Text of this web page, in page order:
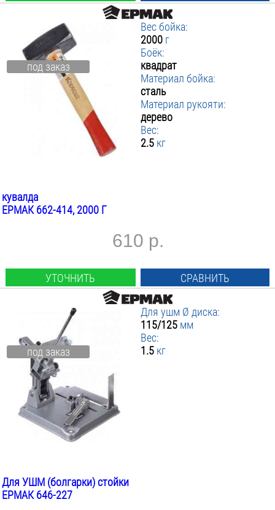
под заказ
Вес бойка:
2000 г
Боёк:
квадрат
Материал бойка:
сталь
Материал рукояти:
дерево
Вес:
2.5 кг
кувалда
ЕРМАК 662-414, 2000 Г
610 р.
УТОЧНИТЬ СРАВНИТЬ
под заказ
Для ушм Ø диска:
115/125 мм
Вес:
1.5 кг
Для УШМ (болгарки) стойки
ЕРМАК 646-227